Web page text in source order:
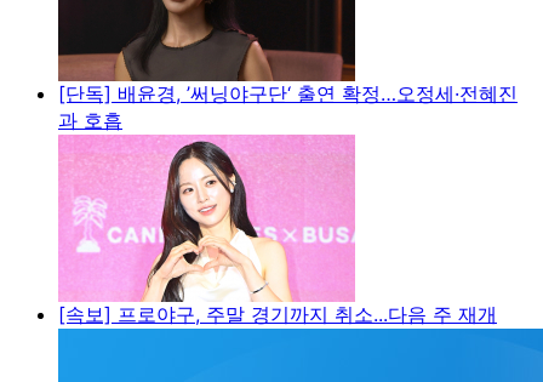
[단독] 배윤경, ’써닝야구단‘ 출연 확정…오정세·전혜진
과 호흡
[속보] 프로야구, 주말 경기까지 취소...다음 주 재개